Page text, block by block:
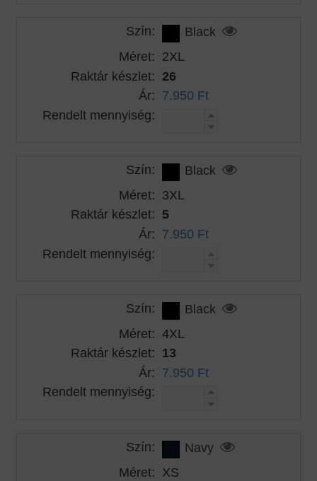
Szín:
Black
Méret: 2XL
Raktár készlet: 26
Ár: 7.950 Ft
Rendelt mennyiség:
Szín:
Black
Méret: 3XL
Raktár készlet: 5
Ár: 7.950 Ft
Rendelt mennyiség:
Szín:
Black
Méret: 4XL
Raktár készlet: 13
Ár: 7.950 Ft
Rendelt mennyiség:
Szín:
Navy
Méret: XS